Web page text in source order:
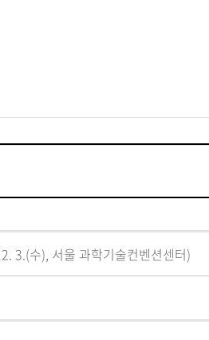
3.(수), 서울 과학기술컨벤션센터)